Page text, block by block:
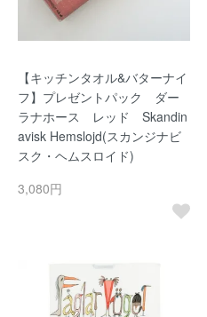
【キッチンタオル&バターナイ
フ】プレゼントパック ダー
ラナホース レッド Skandin
avisk Hemslojd(スカンジナビ
スク・ヘムスロイド)
3,080円